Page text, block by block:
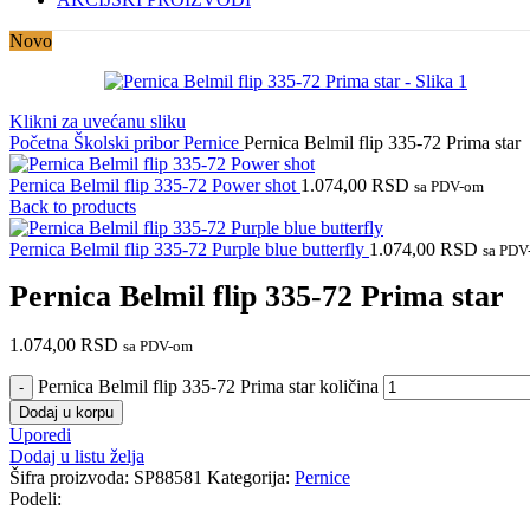
Novo
Klikni za uvećanu sliku
Početna Školski priborPernice Pernica Belmil flip 335-72 Prima star
Pernica Belmil flip 335-72 Power shot 1.074,00 RSD sa PDV-om
Back to products
Pernica Belmil flip 335-72 Purple blue butterfly 1.074,00 RSD sa
Pernica Belmil flip 335-72 Prima star
1.074,00 RSD sa PDV-om
Pernica Belmil flip 335-72 Prima star količina
Dodaj u korpu
Uporedi
Dodaj u listu želja
Šifra proizvoda: SP88581 Kategorija: Pernice
Podeli: